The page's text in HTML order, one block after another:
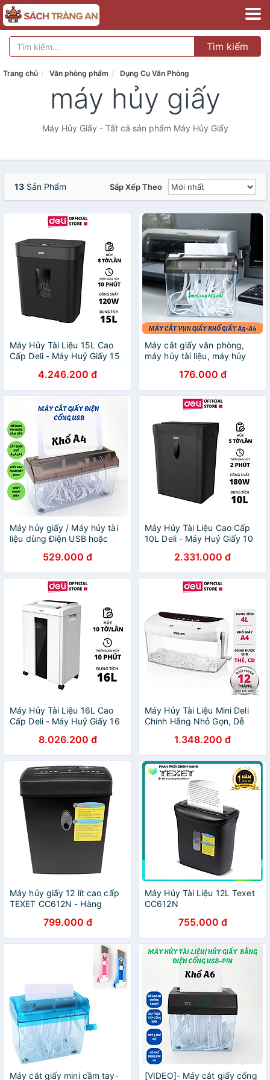
Tìm kiếm
Trang chủ Văn phòng phẩm Dụng Cụ Văn Phòng
máy hủy giấy
Máy Hủy Giấy - Tất cả sản phẩm Máy Hủy Giấy
13 Sản Phẩm Sắp Xếp Theo
Máy Hủy Tài Liệu 15L Cao
Cấp Deli - Máy Huỷ Giấy 15
Giấy Tờ Trong Doanh
Nghiệp, Văn Phòng, Nhà
Trường - Hàng Chính Hãng -
4.246.200 đ
Máy cắt giấy văn phòng,
máy hủy tài liệu, máy hủy
giấy A4 cầm tay. Máy tạo
giấy rơm, giấy vụn, giấy gói
quà
176.000 đ
Máy hủy giấy / Máy hủy tài
liệu dùng Điện USB hoặc
Dụng cụ cắt giấy cho văn
phòng tại nhà 2 Khổ A4 và
A6
529.000 đ
Máy Hủy Tài Liệu Cao Cấp
10L Deli - Máy Huỷ Giấy 10
Giấy Tờ Trong Doanh
Nghiệp, Văn Phòng, Nhà
Trường - Hàng Chính Hãng -
2.331.000 đ
Máy Hủy Tài Liệu 16L Cao
Cấp Deli - Máy Huỷ Giấy 16
Giấy Tờ Trong Doanh
Nghiệp, Văn Phòng, Nhà
Trường - Hàng Chính Hãng -
ET051
8.026.200 đ
Máy Hủy Tài Liệu Mini Deli
Chính Hãng Nhỏ Gọn, Dễ
Cho Văn Phòng, Doanh
Nghiệp, Gia Đình - 9935
1.348.200 đ
Máy hủy giấy 12 lít cao cấp
TEXET CC612N - Hàng
799.000 đ
Máy Hủy Tài Liệu 12L Texet
CC612N
755.000 đ
Máy cắt giấy mini cầm tay- [VIDEO]- Máy cắt giấy cổng